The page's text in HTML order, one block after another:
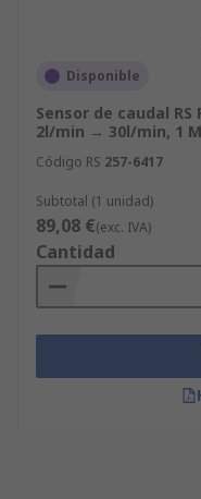
Disponible
Sensor de caudal RS
2l/min → 30l/min, 1
Código RS 257-6417
Subtotal (1 unidad)
89,08 €(exc. IVA)
Cantidad